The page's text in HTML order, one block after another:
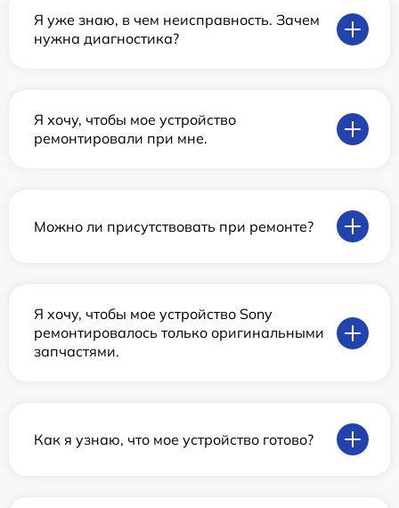
Я уже знаю, в чем неисправность. Зачем
нужна диагностика?
Я хочу, чтобы мое устройство
ремонтировали при мне.
Можно ли присутствовать при ремонте?
Я хочу, чтобы мое устройство Sony
ремонтировалось только оригинальными
запчастями.
Как я узнаю, что мое устройство готово?